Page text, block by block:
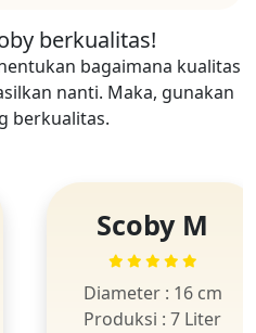
berkualitas!
bagaimana kualitas
nanti. Maka, gunakan
berkualitas.
Scoby M
Diameter : 16 cm
Produksi : 7 Liter